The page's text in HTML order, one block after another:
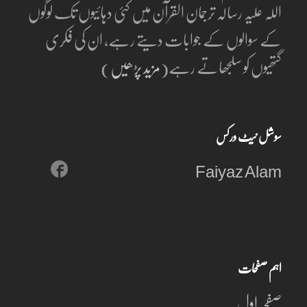
اللہ علیہ رسالہ ترجمان القرآن میں کئی دہائیوں تک لوگوں
کے سوالوں کے جوابات دیتے رہے، ان کی فکری
گتھیوں کو سلجھاتے رہے(مزید پڑھیں)
سوشل نیٹ ورکس
Faiyaz Alam
اہم صفحات